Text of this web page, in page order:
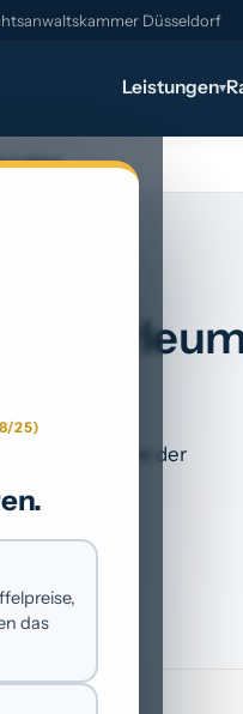
Düsseldorf
Leistungen▾
25)
das
11/24
und erlegte der